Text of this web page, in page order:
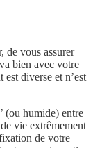
de vous assurer
bien avec votre
est diverse et n’est
(ou humide) entre
vie extrêmement
de votre